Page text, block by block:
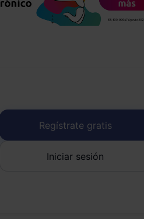
Regístrate gratis
Iniciar sesión